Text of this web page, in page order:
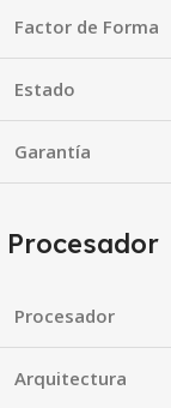
Factor de Forma
Estado
Garantía
Procesador
Procesador
Arquitectura